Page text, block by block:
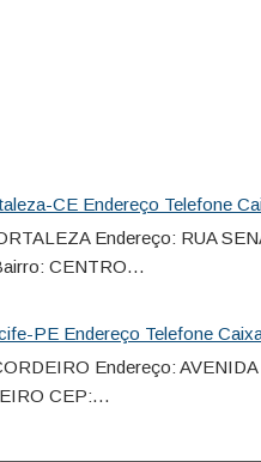
CE Endereço Telefone
Endereço: RUA
CENTRO…
PE Endereço Telefone
Endereço: AVENIDA
CEP:…